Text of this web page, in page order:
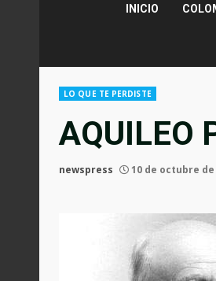
INICIO
LO QUE TE PERDISTE
AQUILEO
newspress 10 de octubre de